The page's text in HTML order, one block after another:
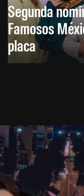
Segunda
Famosos
placa